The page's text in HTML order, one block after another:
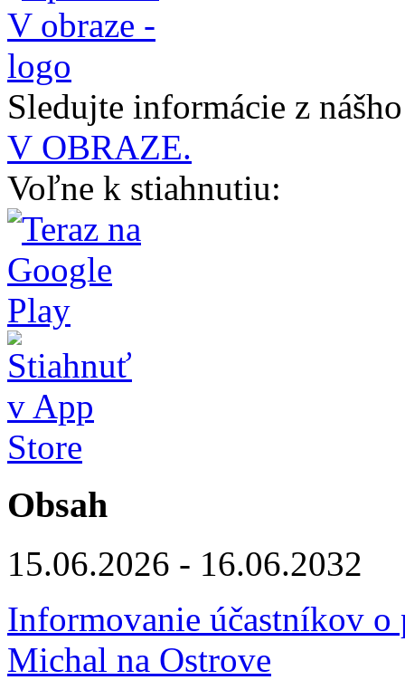
Sledujte informácie z
V OBRAZE.
Voľne k stiahnutiu:
Obsah
15.06.2026 - 16.06.2032
Informovanie účastníkov
Michal na Ostrove